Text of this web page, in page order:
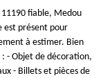
11190 fiable, Medou
est présent pour
à estimer. Bien
- Objet de décoration,
- Billets et pièces de